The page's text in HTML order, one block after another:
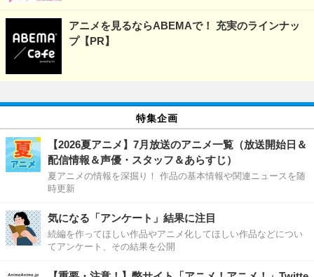
アニメを見るならABEMAで！ 充実のラインナッ
プ【PR】
特集企画
【2026夏アニメ】7月放送のアニメ一覧（放送開始日＆
配信情報＆声優・スタッフ＆あらすじ）
夏アニメの情報を深掘り！ 作品の基本情報や関連ニュースを随
時更新
気になる「アンケート」結果に注目
続編を作ってほしい作品やアニメ化してほしい作品などについ
てアンケート、その結果を公開